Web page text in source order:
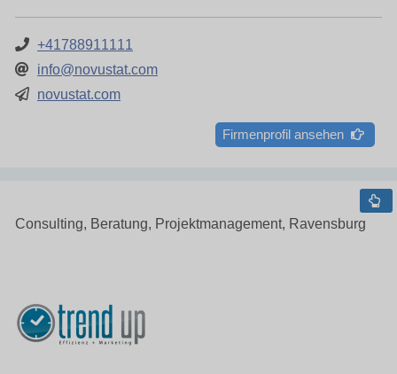
+41788911111
info@novustat.com
novustat.com
Firmenprofil ansehen
Consulting, Beratung, Projektmanagement, Ravensburg